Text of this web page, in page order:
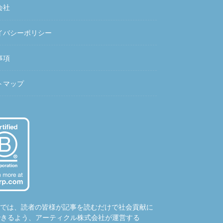
社
バシーポリシー
項
マップ
は、読者の皆様が記事を読むだけで社会貢献に
るよう、アーティクル株式会社が運営する